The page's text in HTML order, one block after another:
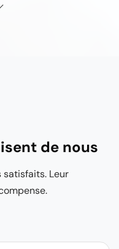
de nous
satisfaits. Leur